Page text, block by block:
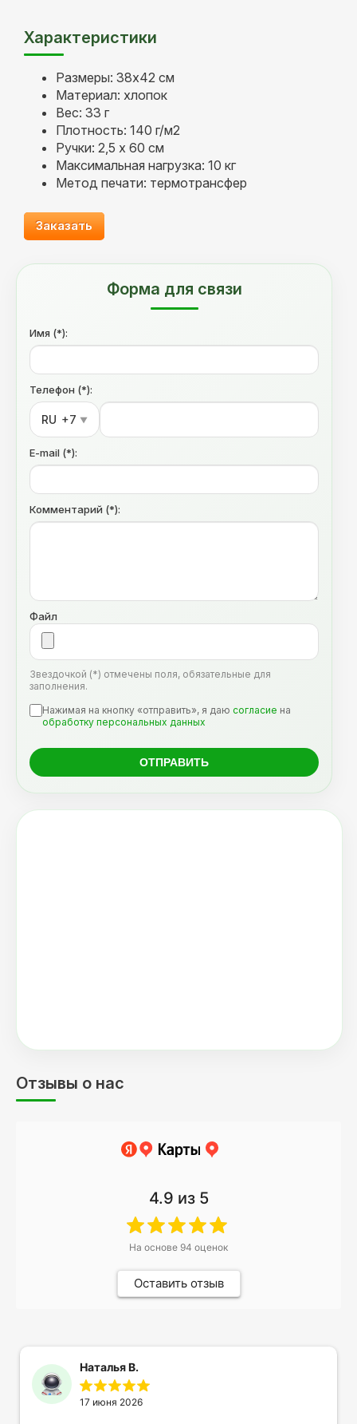
Характеристики
Размеры: 38х42 см
Материал: хлопок
Вес: 33 г
Плотность: 140 г/м2
Ручки: 2,5 х 60 см
Максимальная нагрузка: 10 кг
Метод печати: термотрансфер
Заказать
Форма для связи
Имя (*):
Телефон (*):
RU +7 ▼
E-mail (*):
Комментарий (*):
Файл
Звездочкой (*) отмечены поля, обязательные для
заполнения.
Нажимая на кнопку «отправить», я даю согласие на
обработку персональных данных
Отзывы о нас
4.9 из 5
На основе 94 оценок
Оставить отзыв
Наталья В.
17 июня 2026